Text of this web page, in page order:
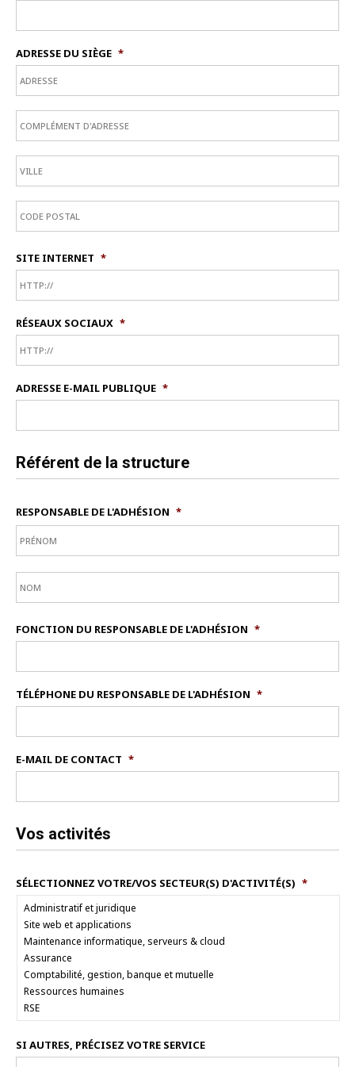
ADRESSE DU SIÈGE *
SITE INTERNET *
RÉSEAUX SOCIAUX *
ADRESSE E-MAIL PUBLIQUE *
Référent de la structure
RESPONSABLE DE L'ADHÉSION *
FONCTION DU RESPONSABLE DE L'ADHÉSION *
TÉLÉPHONE DU RESPONSABLE DE L'ADHÉSION *
E-MAIL DE CONTACT *
Vos activités
SÉLECTIONNEZ VOTRE/VOS SECTEUR(S) D'ACTIVITÉ(S) *
SI AUTRES, PRÉCISEZ VOTRE SERVICE